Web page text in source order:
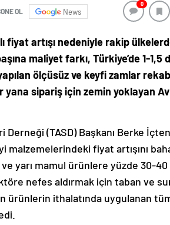
OL News
0
fiyat artışı nedeniyle rakip
maliyet farkı, Türkiye’de 1-1,5
ölçüsüz ve keyfi zamlar
yana sipariş için zemin yoklayan
Derneği (TASD) Başkanı Berke
fiyat artışını
yarı mamul ürünlere yüzde 30-40
nefes aldırmak için taban ve
ürünlerin ithalatında uygulanan